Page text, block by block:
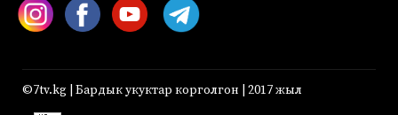
©7tv.kg | Бардык укуктар корголгон | 2017 жыл